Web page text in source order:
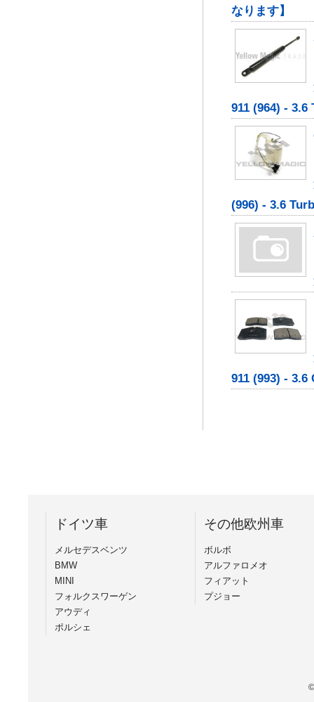
なります】
911 (964) - 3.6
(996) - 3.6
911 (993) - 3.6
ドイツ車
メルセデスベンツ
BMW
MINI
フォルクスワーゲン
アウディ
ポルシェ
その他欧州車
ボルボ
アルファロメオ
フィアット
プジョー